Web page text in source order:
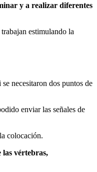
y a realizar diferentes
estimulando la
necesitaron dos puntos de
enviar las señales de
colocación.
las vértebras,